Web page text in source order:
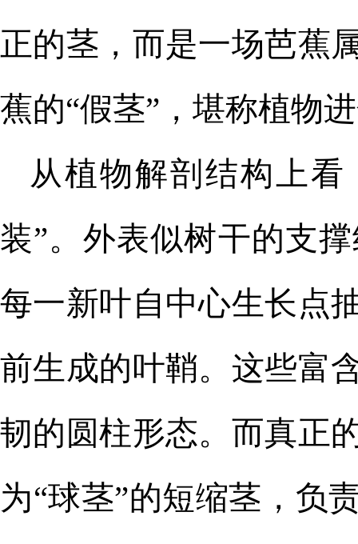
正的茎，而是一场芭蕉
蕉的“假茎”，堪称植物
从植物解剖结构上
装”。外表似树干的支
每一新叶自中心生长点
前生成的叶鞘。这些富
韧的圆柱形态。而真正
为“球茎”的短缩茎，负